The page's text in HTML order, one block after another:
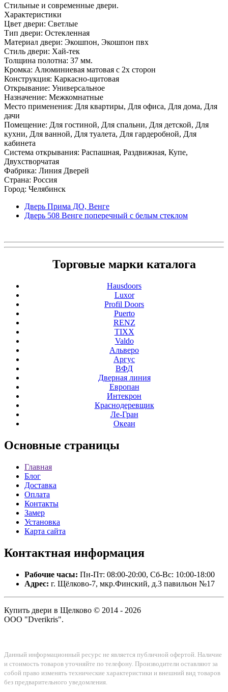
Стильные и современные двери.
Характеристики
Цвет двери: Светлые
Тип двери: Остекленная
Материал двери: Экошпон, Экошпон пвх
Стиль двери: Хай-тек
Толщина полотна: 37 мм.
Кромка: Алюминиевая матовая с 2х сторон
Конструкция: Каркасно-щитовая
Открывание: Универсальное
Назначение: Межкомнатные
Место применения: Для квартиры, Для офиса, Для дома, Для
дачи
Помещение: Для гостиной, Для спальни, Для детской, Для
кухни, Для ванной, Для туалета, Для гардеробной, Для
кабинета
Система открывания: Распашная, Раздвижная, Купе,
Двухстворчатая
Фабрика: Линия Дверей
Страна: Россия
Город: Челябинск
Дверь Прима ДО, Венге
Дверь 508 Венге поперечный с белым стеклом
Торговые марки каталога
Hausdoors
Luxor
Profil Doors
Puerto
RENZ
TIXX
Valdo
Альверо
Аргус
ВФД
Дверная линия
Европан
Интекрон
Краснодеревщик
Ле-Гран
Океан
Основные страницы
Главная
Блог
Доставка
Оплата
Контакты
Замер
Установка
Карта сайта
Контактная информация
Рабочие часы: Пн-Пт: 08:00-20:00, Сб-Вс: 10:00-18:00
Адрес: г. Щёлково-7, мкр.Финский, д.3 павильон №17
Купить двери в Щелково © 2014 - 2026
ООО "Dverikris".
Данный информационный ресурс не является публичной офертой. Наличие
и стоимость товаров уточняйте по телефону. Производители оставляют за
собой право изменять технические характеристики и внешний вид товаров
без предварительного уведомления.